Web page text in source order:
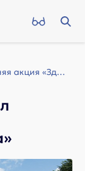
В Республике Марий Эл пройдёт летняя акция «Здоровая республика»